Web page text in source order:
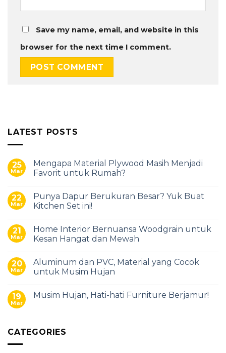
Save my name, email, and website in this
browser for the next time I comment.
LATEST POSTS
25
Mar
Mengapa Material Plywood Masih Menjadi
Favorit untuk Rumah?
22
Mar
Punya Dapur Berukuran Besar? Yuk Buat
Kitchen Set ini!
21
Mar
Home Interior Bernuansa Woodgrain untuk
Kesan Hangat dan Mewah
20
Mar
Aluminum dan PVC, Material yang Cocok
untuk Musim Hujan
19
Mar
Musim Hujan, Hati-hati Furniture Berjamur!
CATEGORIES